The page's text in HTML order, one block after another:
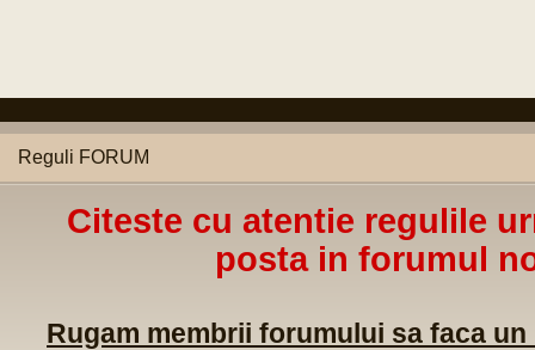
Reguli FORUM
Citeste cu atentie regulile
posta in forumul
Rugam membrii forumului sa faca